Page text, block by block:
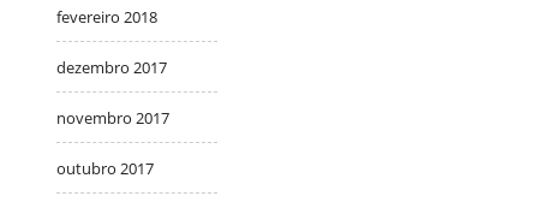
fevereiro 2018
dezembro 2017
novembro 2017
outubro 2017